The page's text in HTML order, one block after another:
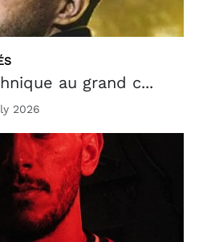
au grand c...
2026